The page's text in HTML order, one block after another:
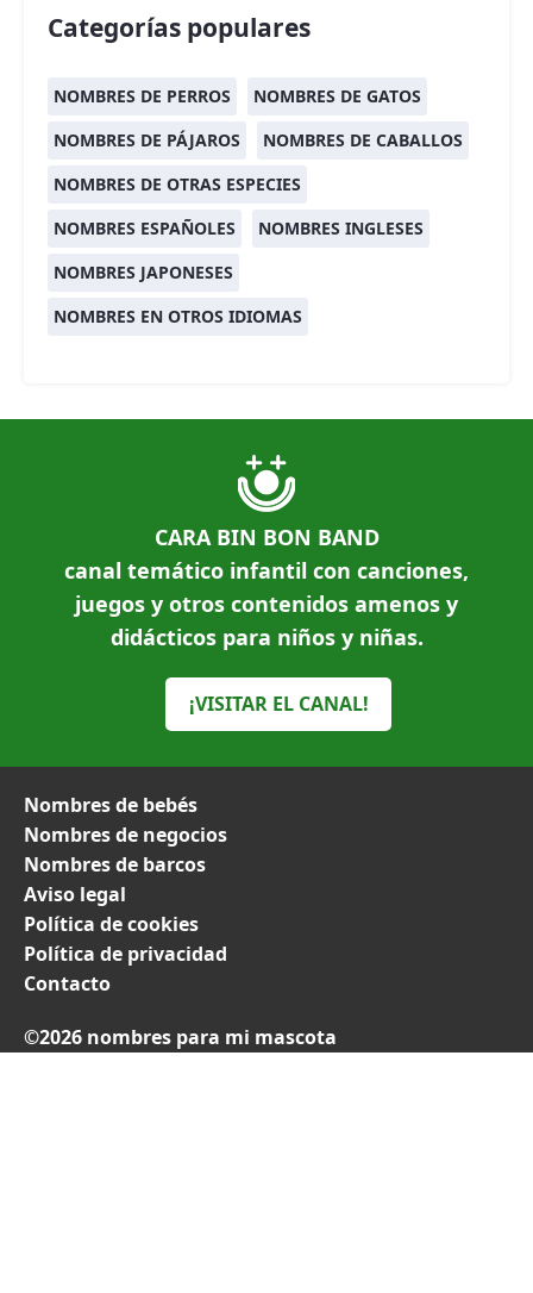
Categorías populares
NOMBRES DE PERROS
NOMBRES DE GATOS
NOMBRES DE PÁJAROS
NOMBRES DE CABALLOS
NOMBRES DE OTRAS ESPECIES
NOMBRES ESPAÑOLES
NOMBRES INGLESES
NOMBRES JAPONESES
NOMBRES EN OTROS IDIOMAS
CARA BIN BON BAND
canal temático infantil con canciones,
juegos y otros contenidos amenos y
didácticos para niños y niñas.
¡VISITAR EL CANAL!
Nombres de bebés
Nombres de negocios
Nombres de barcos
Aviso legal
Política de cookies
Política de privacidad
Contacto
©2026 nombres para mi mascota